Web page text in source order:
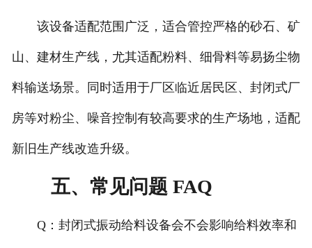
该设备适配范围广泛，适合管控严格的砂石、矿
山、建材生产线，尤其适配粉料、细骨料等易扬尘物
料输送场景。同时适用于厂区临近居民区、封闭式厂
房等对粉尘、噪音控制有较高要求的生产场地，适配
新旧生产线改造升级。
五、常见问题 FAQ
Q：封闭式振动给料设备会不会影响给料效率和